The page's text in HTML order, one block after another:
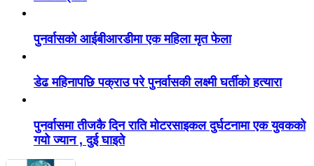
पुनर्वासको आईबीआरडीमा एक महिला मृत फेला
डेढ महिनापछि पक्राउ परे पुनर्वासकी लक्ष्मी घर्तीको हत्यारा
पुनर्वासमा तीजकै दिन राति मोटरसाइकल दुर्घटनामा एक युवकको
गयो ज्यान , दुई घाइते